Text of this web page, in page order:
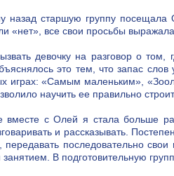
назад старшую группу
«нет», все свои просьбы
девочку на разговор о
это тем, что запас
играх: «Самым маленьким»,
научить ее правильно
вместе с Олей я стала больше
и рассказывать.
передавать последовательно
В подготовительную